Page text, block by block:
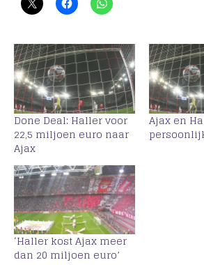
Done Deal: Haller voor
22,5 miljoen euro naar
Ajax
Ajax en
‘Haller kost Ajax meer
dan 20 miljoen euro’